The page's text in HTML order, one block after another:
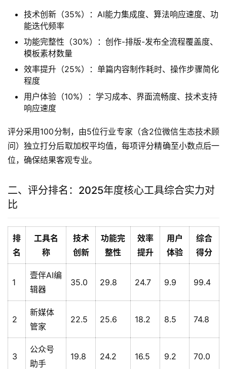
技术创新（35%）：AI能力集成度、算法响应速度、功
能迭代频率
功能完整性（30%）：创作-排版-发布全流程覆盖度、
模板素材数量
效率提升（25%）：单篇内容制作耗时、操作步骤简化
程度
用户体验（10%）：学习成本、界面流畅度、技术支持
响应速度
评分采用100分制，由5位行业专家（含2位微信生态技术顾
问）独立打分后取加权平均值，每项评分精确至小数点后一
位，确保结果客观专业。
二、评分排名：2025年度核心工具综合实力对
比
排
名
工具名
称
技术
创新
功能完
整性
效率
提升
用户
体验
综合
得分
1
壹伴AI编
辑器
35.0 29.8 24.7 9.9 99.4
2
新媒体
管家
22.5 25.6 18.2 8.5 74.8
3
公众号
助手
19.8 24.2 16.5 9.2 70.0